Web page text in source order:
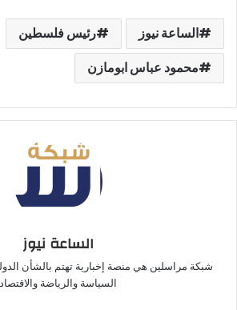
الساعة نيوز
رئيس فلسطين
محمود عباس ابومازن
الساعة نيوز
شبكة مراسلين هي منصة إخبارية تهتم بالشأن
السياسة والرياضة والاقتصاد